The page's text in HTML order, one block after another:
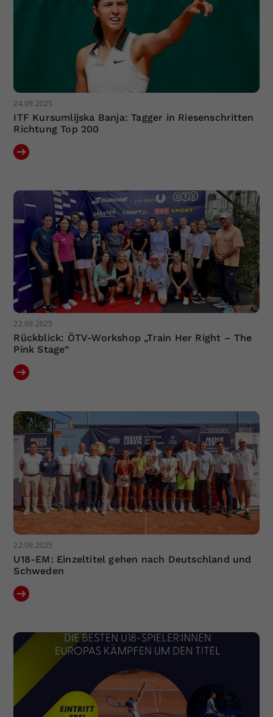
24.09.2025
ITF Kursumlijska Banja: Tagger in Riesenschritten
Richtung Top 200
22.09.2025
Rückblick: ÖTV-Workshop „Train Her Right – The
Pink Stage“
22.09.2025
U18-EM: Einzeltitel gehen nach Deutschland und
Schweden